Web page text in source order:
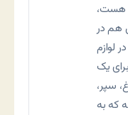
هست،
هم در
لوازم
یک
سپر،
که به